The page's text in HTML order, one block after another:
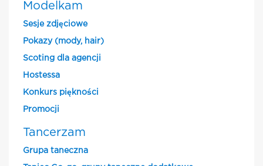
Modelkam
Sesje zdjęciowe
Pokazy (mody, hair)
Scoting dla agencji
Hostessa
Konkurs piękności
Promocji
Tancerzam
Grupa taneczna